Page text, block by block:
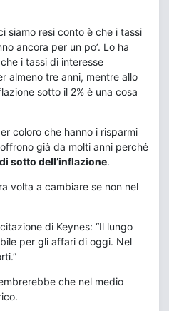
siamo resi conto è che i tassi
ancora per un po’. Lo ha
i tassi di interesse
almeno tre anni, mentre allo
sotto il 2% è una cosa
coloro che hanno i risparmi
già da molti anni perché
sotto dell’inflazione.
volta a cambiare se non nel
di Keynes: “Il lungo
per gli affari di oggi. Nel
che nel medio